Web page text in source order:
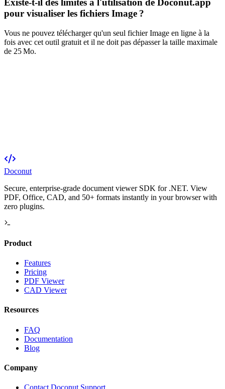
Existe-t-il des limites à l'utilisation de Doconut.app
pour visualiser les fichiers Image ?
Vous ne pouvez télécharger qu'un seul fichier Image en ligne à la
fois avec cet outil gratuit et il ne doit pas dépasser la taille maximale
de 25 Mo.
Doconut
Secure, enterprise-grade document viewer SDK for .NET. View
PDF, Office, CAD, and 50+ formats instantly in your browser with
zero plugins.
Product
Features
Pricing
PDF Viewer
CAD Viewer
Resources
FAQ
Documentation
Blog
Company
Contact Doconut Support